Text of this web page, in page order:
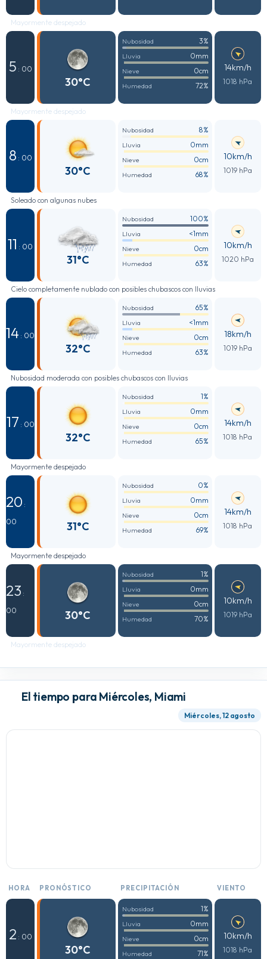
Mayormente despejado
5 : 00
30°C
Nubosidad 3%
Lluvia 0mm
Nieve 0cm
Humedad 72%
14km/h
1018 hPa
Mayormente despejado
8 : 00
30°C
Nubosidad 8%
Lluvia 0mm
Nieve 0cm
Humedad 68%
10km/h
1019 hPa
Soleado con algunas nubes
11 : 00
31°C
Nubosidad 100%
Lluvia <1mm
Nieve 0cm
Humedad 63%
10km/h
1020 hPa
Cielo completamente nublado con posibles chubascos con lluvias
14 : 00
32°C
Nubosidad 65%
Lluvia <1mm
Nieve 0cm
Humedad 63%
18km/h
1019 hPa
Nubosidad moderada con posibles chubascos con lluvias
17 : 00
32°C
Nubosidad 1%
Lluvia 0mm
Nieve 0cm
Humedad 65%
14km/h
1018 hPa
Mayormente despejado
20 :
00
31°C
Nubosidad 0%
Lluvia 0mm
Nieve 0cm
Humedad 69%
14km/h
1018 hPa
Mayormente despejado
23 :
00
30°C
Nubosidad 1%
Lluvia 0mm
Nieve 0cm
Humedad 70%
10km/h
1019 hPa
Mayormente despejado
El tiempo para Miércoles, Miami
Miércoles, 12 agosto
HORA PRONÓSTICO PRECIPITACIÓN VIENTO
2 : 00
30°C
Nubosidad 1%
Lluvia 0mm
Nieve 0cm
Humedad 71%
10km/h
1018 hPa